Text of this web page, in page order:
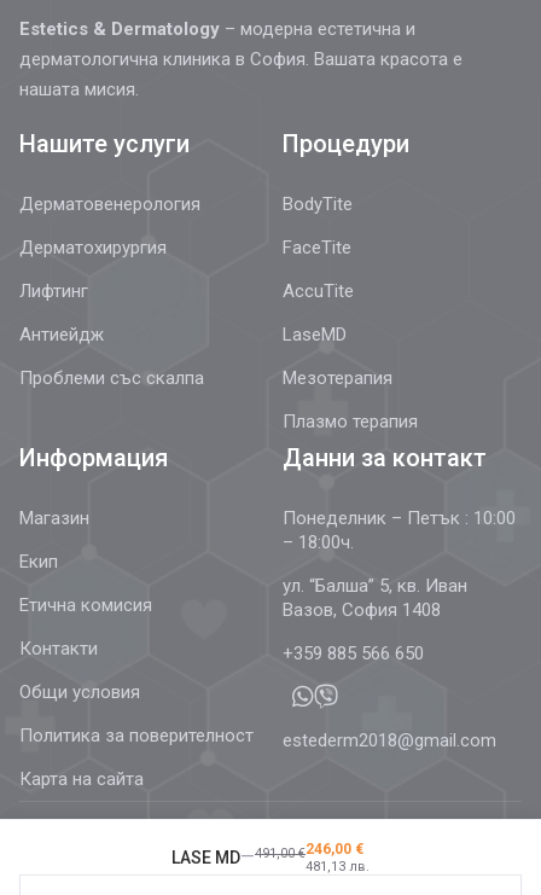
LASE MD—491,00 €246,00 €
481,13 лв.
Estetics & Dermatology – модерна естетична и
дерматологична клиника в София. Вашата красота е
нашата мисия.
Нашите услуги
Дерматовенерология
Дерматохирургия
Лифтинг
Антиейдж
Проблеми със скалпа
Процедури
BodyTite
FaceTite
AccuTite
LaseMD
Мезотерапия
Плазмо терапия
Информация
Магазин
Екип
Етична комисия
Контакти
Общи условия
Политика за поверителност
Карта на сайта
Данни за контакт
Понеделник – Петък : 10:00
– 18:00ч.
ул. “Балша” 5, кв. Иван
Вазов, София 1408
+359 885 566 650
estederm2018@gmail.com